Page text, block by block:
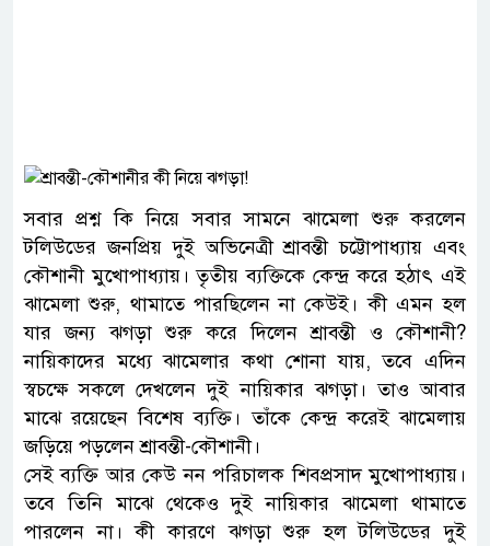
সবার প্রশ্ন কি নিয়ে সবার সামনে ঝামেলা শুরু করলেন
টলিউডের জনপ্রিয় দুই অভিনেত্রী শ্রাবন্তী চট্টোপাধ্যায় এবং
কৌশানী মুখোপাধ্যায়। তৃতীয় ব্যক্তিকে কেন্দ্র করে হঠাৎ এই
ঝামেলা শুরু, থামাতে পারছিলেন না কেউই। কী এমন হল
যার জন্য ঝগড়া শুরু করে দিলেন শ্রাবন্তী ও কৌশানী?
নায়িকাদের মধ্যে ঝামেলার কথা শোনা যায়, তবে এদিন
স্বচক্ষে সকলে দেখলেন দুই নায়িকার ঝগড়া। তাও আবার
মাঝে রয়েছেন বিশেষ ব্যক্তি। তাঁকে কেন্দ্র করেই ঝামেলায়
জড়িয়ে পড়লেন শ্রাবন্তী-কৌশানী।
সেই ব্যক্তি আর কেউ নন পরিচালক শিবপ্রসাদ মুখোপাধ্যায়।
তবে তিনি মাঝে থেকেও দুই নায়িকার ঝামেলা থামাতে
পারলেন না। কী কারণে ঝগড়া শুরু হল টলিউডের দুই